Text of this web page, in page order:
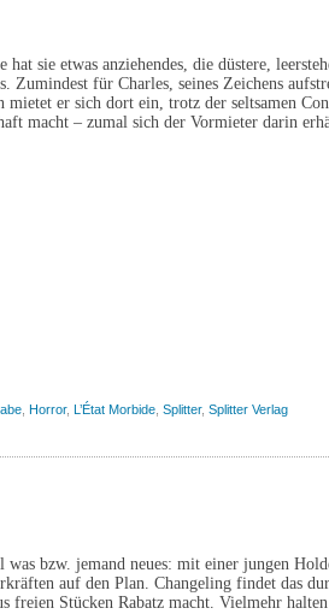
hat sie etwas anziehendes, die düstere,
Zumindest für Charles, seines Zeichens
mietet er sich dort ein, trotz der seltsamen
macht – zumal sich der Vormieter darin
Horror, L’État Morbide Splitter, Splitter Verlag
was bzw. jemand neues: mit einer jungen
auf den Plan. Changeling findet das
freien Stücken Rabatz macht. Vielmehr